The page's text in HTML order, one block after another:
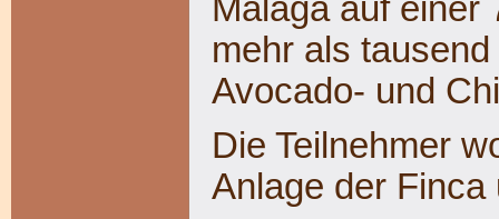
Málaga auf einer
mehr als
Avocado- und
Die Teilnehmer
Anlage der